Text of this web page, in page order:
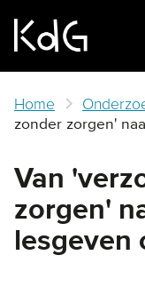
main
Home
zonder zorgen'
Van
zorgen'
lesgeven